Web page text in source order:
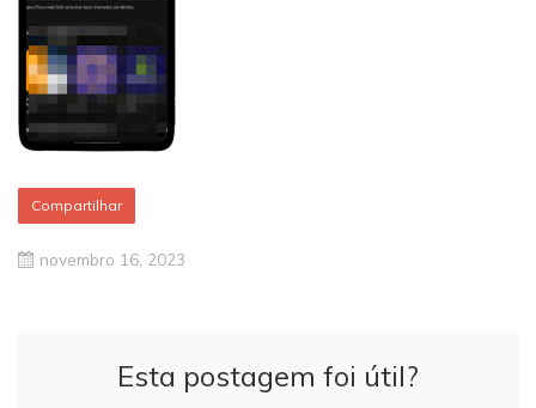
Compartilhar
novembro 16, 2023
Esta postagem foi útil?